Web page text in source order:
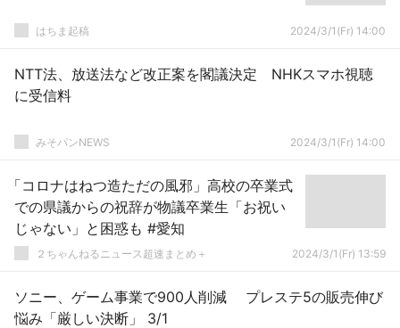
はちま起稿 2024/3/1(Fr) 14:00
NTT法、放送法など改正案を閣議決定 NHKスマホ視聴
に受信料
みそパンNEWS 2024/3/1(Fr) 14:00
「コロナはねつ造ただの風邪」高校の卒業式
での県議からの祝辞が物議卒業生「お祝い
じゃない」と困惑も #愛知
２ちゃんねるニュース超速まとめ＋ 2024/3/1(Fr) 13:59
ソニー、ゲーム事業で900人削減 プレステ5の販売伸び
悩み「厳しい決断」 3/1